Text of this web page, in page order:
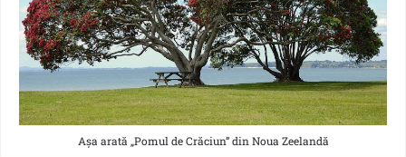
Așa arată „Pomul de Crăciun” din Noua Zeelandă